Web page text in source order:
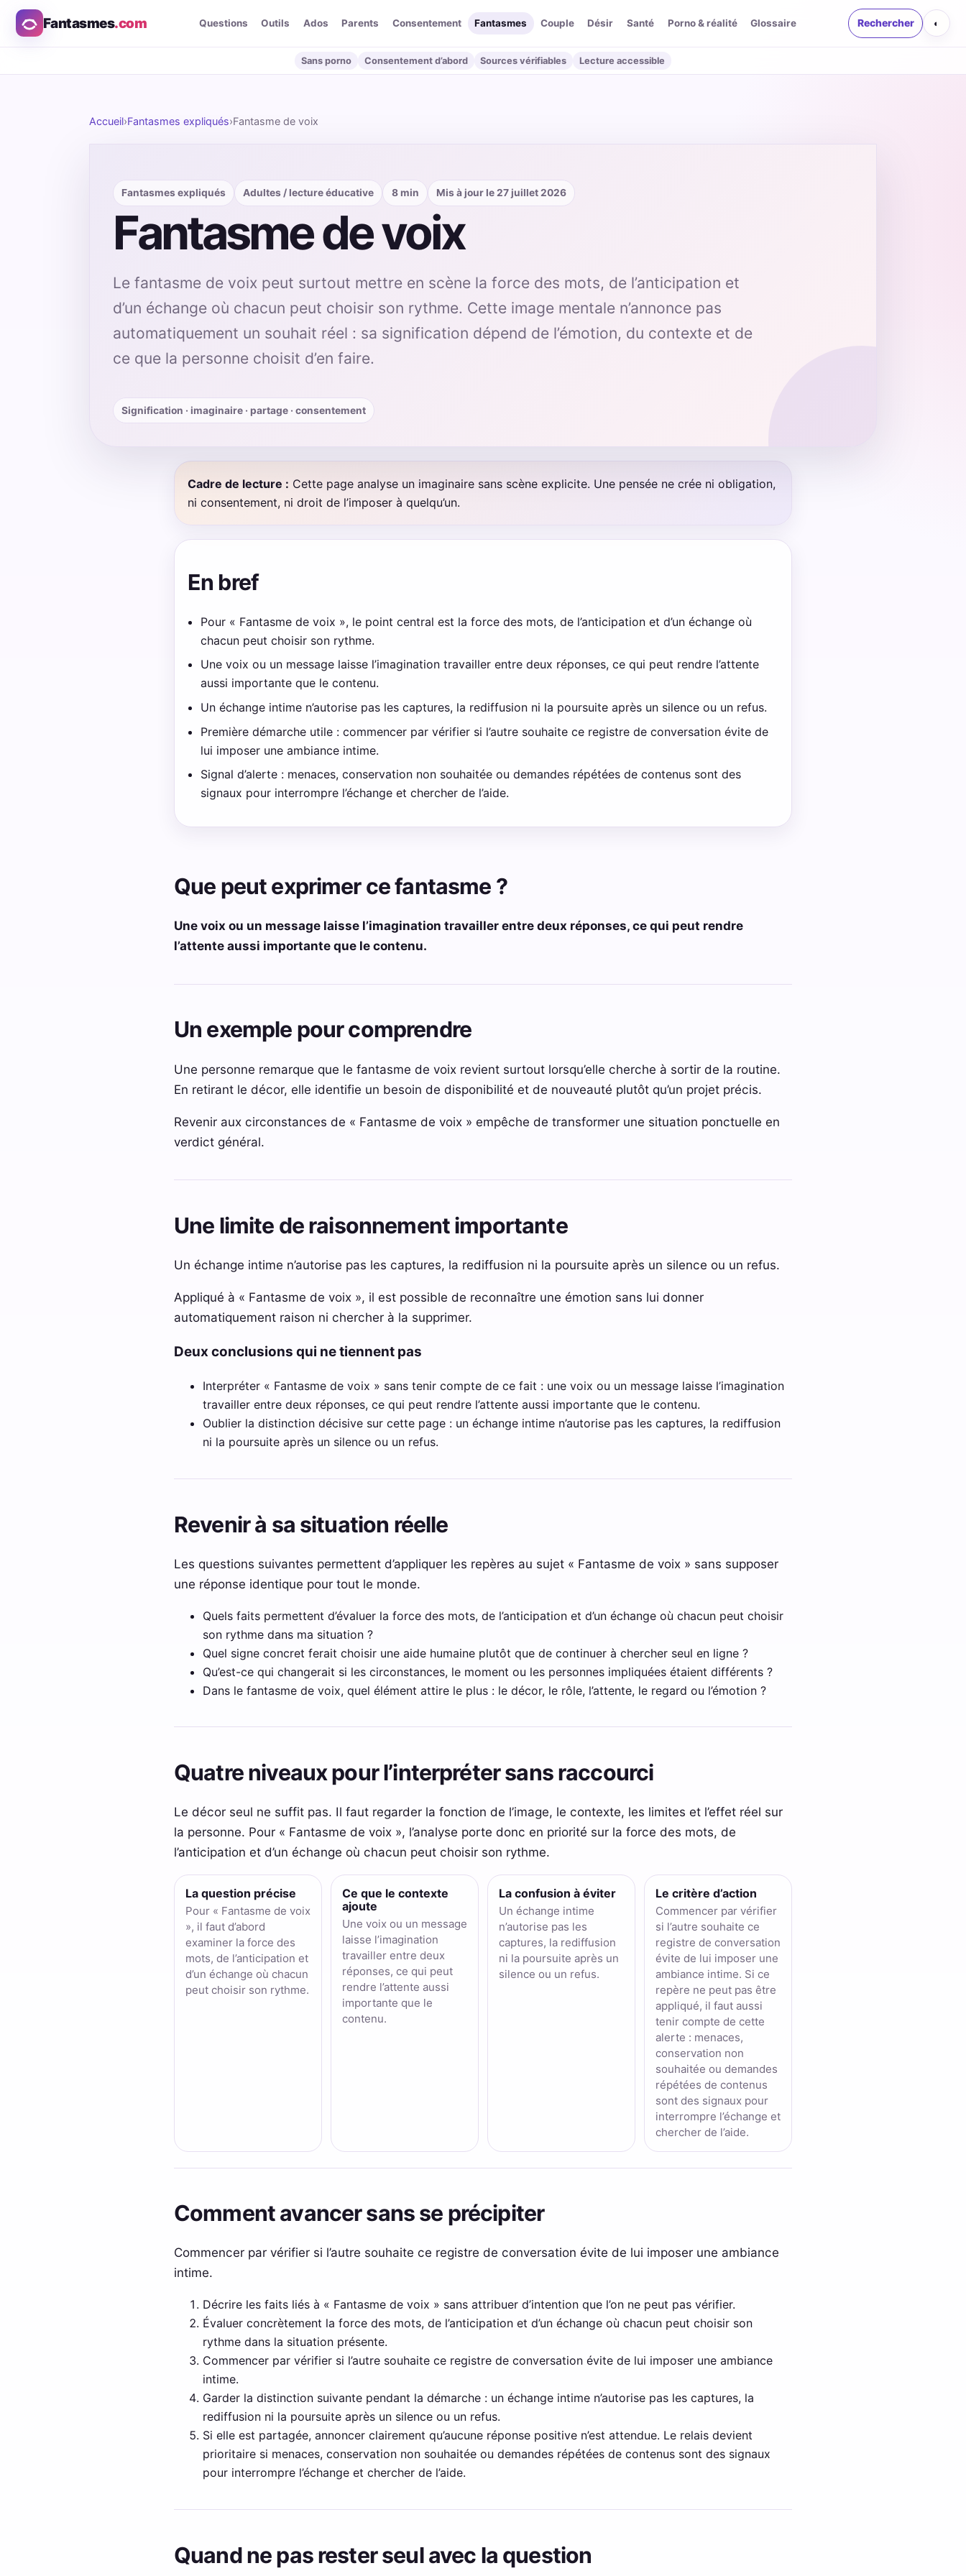
Fantasmes.com Questions Outils Ados Parents Consentement Fantasmes Couple Désir Santé Porno & réalité Glossaire Rechercher ◐
Sans porno Consentement d’abord Sources vérifiables Lecture accessible
Accueil›Fantasmes expliqués›Fantasme de voix
Fantasmes expliqués Adultes / lecture éducative 8 min Mis à jour le 27 juillet 2026
Fantasme de voix
Le fantasme de voix peut surtout mettre en scène la force des mots, de l’anticipation et
d’un échange où chacun peut choisir son rythme. Cette image mentale n’annonce pas
automatiquement un souhait réel : sa signification dépend de l’émotion, du contexte et de
ce que la personne choisit d’en faire.
Signification · imaginaire · partage · consentement
Cadre de lecture : Cette page analyse un imaginaire sans scène explicite. Une pensée ne crée ni obligation,
ni consentement, ni droit de l’imposer à quelqu’un.
En bref
Pour « Fantasme de voix », le point central est la force des mots, de l’anticipation et d’un échange où
chacun peut choisir son rythme.
Une voix ou un message laisse l’imagination travailler entre deux réponses, ce qui peut rendre l’attente
aussi importante que le contenu.
Un échange intime n’autorise pas les captures, la rediffusion ni la poursuite après un silence ou un refus.
Première démarche utile : commencer par vérifier si l’autre souhaite ce registre de conversation évite de
lui imposer une ambiance intime.
Signal d’alerte : menaces, conservation non souhaitée ou demandes répétées de contenus sont des
signaux pour interrompre l’échange et chercher de l’aide.
Que peut exprimer ce fantasme ?
Une voix ou un message laisse l’imagination travailler entre deux réponses, ce qui peut rendre
l’attente aussi importante que le contenu.
Un exemple pour comprendre
Une personne remarque que le fantasme de voix revient surtout lorsqu’elle cherche à sortir de la routine.
En retirant le décor, elle identifie un besoin de disponibilité et de nouveauté plutôt qu’un projet précis.
Revenir aux circonstances de « Fantasme de voix » empêche de transformer une situation ponctuelle en
verdict général.
Une limite de raisonnement importante
Un échange intime n’autorise pas les captures, la rediffusion ni la poursuite après un silence ou un refus.
Appliqué à « Fantasme de voix », il est possible de reconnaître une émotion sans lui donner
automatiquement raison ni chercher à la supprimer.
Deux conclusions qui ne tiennent pas
Interpréter « Fantasme de voix » sans tenir compte de ce fait : une voix ou un message laisse l’imagination
travailler entre deux réponses, ce qui peut rendre l’attente aussi importante que le contenu.
Oublier la distinction décisive sur cette page : un échange intime n’autorise pas les captures, la rediffusion
ni la poursuite après un silence ou un refus.
Revenir à sa situation réelle
Les questions suivantes permettent d’appliquer les repères au sujet « Fantasme de voix » sans supposer
une réponse identique pour tout le monde.
Quels faits permettent d’évaluer la force des mots, de l’anticipation et d’un échange où chacun peut choisir
son rythme dans ma situation ?
Quel signe concret ferait choisir une aide humaine plutôt que de continuer à chercher seul en ligne ?
Qu’est-ce qui changerait si les circonstances, le moment ou les personnes impliquées étaient différents ?
Dans le fantasme de voix, quel élément attire le plus : le décor, le rôle, l’attente, le regard ou l’émotion ?
Quatre niveaux pour l’interpréter sans raccourci
Le décor seul ne suffit pas. Il faut regarder la fonction de l’image, le contexte, les limites et l’effet réel sur
la personne. Pour « Fantasme de voix », l’analyse porte donc en priorité sur la force des mots, de
l’anticipation et d’un échange où chacun peut choisir son rythme.
La question précise
Pour « Fantasme de voix
», il faut d’abord
examiner la force des
mots, de l’anticipation et
d’un échange où chacun
peut choisir son rythme.
Ce que le contexte
ajoute
Une voix ou un message
laisse l’imagination
travailler entre deux
réponses, ce qui peut
rendre l’attente aussi
importante que le
contenu.
La confusion à éviter
Un échange intime
n’autorise pas les
captures, la rediffusion
ni la poursuite après un
silence ou un refus.
Le critère d’action
Commencer par vérifier
si l’autre souhaite ce
registre de conversation
évite de lui imposer une
ambiance intime. Si ce
repère ne peut pas être
appliqué, il faut aussi
tenir compte de cette
alerte : menaces,
conservation non
souhaitée ou demandes
répétées de contenus
sont des signaux pour
interrompre l’échange et
chercher de l’aide.
Comment avancer sans se précipiter
Commencer par vérifier si l’autre souhaite ce registre de conversation évite de lui imposer une ambiance
intime.
Décrire les faits liés à « Fantasme de voix » sans attribuer d’intention que l’on ne peut pas vérifier.
Évaluer concrètement la force des mots, de l’anticipation et d’un échange où chacun peut choisir son
rythme dans la situation présente.
Commencer par vérifier si l’autre souhaite ce registre de conversation évite de lui imposer une ambiance
intime.
Garder la distinction suivante pendant la démarche : un échange intime n’autorise pas les captures, la
rediffusion ni la poursuite après un silence ou un refus.
Si elle est partagée, annoncer clairement qu’aucune réponse positive n’est attendue. Le relais devient
prioritaire si menaces, conservation non souhaitée ou demandes répétées de contenus sont des signaux
pour interrompre l’échange et chercher de l’aide.
Quand ne pas rester seul avec la question